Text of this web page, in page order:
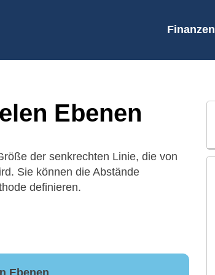
Finanzen
Ebenen
der senkrechten Linie, die von
Sie können die Abstände
definieren.
Ebenen